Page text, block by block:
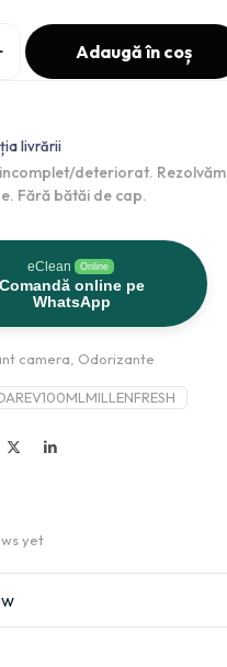
Adaugă în coș
livrării
deteriorat. Rezolvăm
Fără bătăi de cap.
eClean Online
Comandă online pe
WhatsApp
camera Odorizante
yet